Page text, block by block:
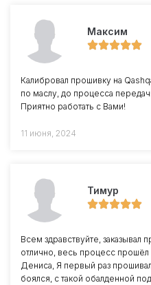
Максим
Калибровал прошивку на
по маслу, до процесса
Приятно работать с Вами!
11 июня, 2024
Тимур
Всем здравствуйте,
отлично, весь процесс
Дениса, Я первый раз
боялся, с такой обалденной